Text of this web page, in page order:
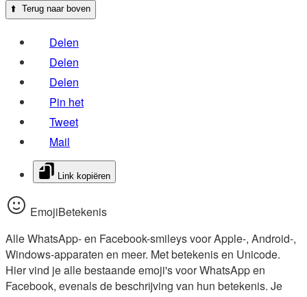
⬆️ Terug naar boven
Delen
Delen
Delen
Pin het
Tweet
Mail
Link kopiëren
EmojiBetekenis
Alle WhatsApp- en Facebook-smileys voor Apple-, Android-,
Windows-apparaten en meer. Met betekenis en Unicode.
Hier vind je alle bestaande emoji's voor WhatsApp en
Facebook, evenals de beschrijving van hun betekenis. Je